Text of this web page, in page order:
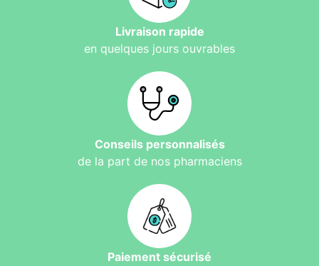
Livraison rapide
en quelques jours ouvrables
Conseils personnalisés
de la part de nos pharmaciens
Paiement sécurisé